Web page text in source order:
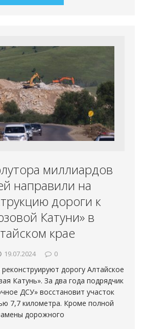
миллиардов
направили на
дороги к
Катуни» в
крае
19.07.2024 0
дорогу Алтайское
Катунь». За два года подрядчик
ДСУ» восстановит участок
7,7 километра. Кроме полной
дорожного